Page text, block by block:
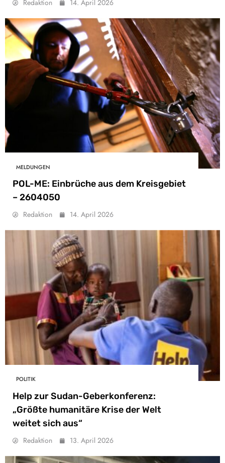
Redaktion 14. April 2026
MELDUNGEN
POL-ME: Einbrüche aus dem Kreisgebiet
– 2604050
Redaktion 14. April 2026
POLITIK
Help zur Sudan-Geberkonferenz:
„Größte humanitäre Krise der Welt
weitet sich aus“
Redaktion 13. April 2026